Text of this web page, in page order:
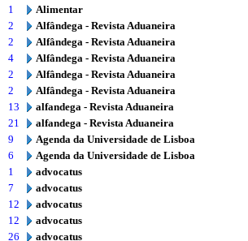
1
Alimentar
2
Alfândega - Revista Aduaneira
2
Alfândega - Revista Aduaneira
4
Alfândega - Revista Aduaneira
2
Alfândega - Revista Aduaneira
2
Alfândega - Revista Aduaneira
13
alfandega - Revista Aduaneira
21
alfandega - Revista Aduaneira
9
Agenda da Universidade de Lisboa
6
Agenda da Universidade de Lisboa
1
advocatus
7
advocatus
12
advocatus
12
advocatus
26
advocatus